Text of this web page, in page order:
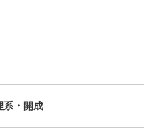
系・開成